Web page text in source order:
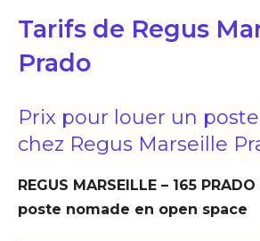
Tarifs de Regus
Prado
Prix pour louer un
chez Regus Marseille
REGUS MARSEILLE – 165
poste nomade en open space